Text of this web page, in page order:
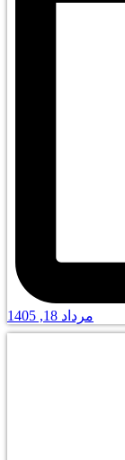
مرداد 18, 1405